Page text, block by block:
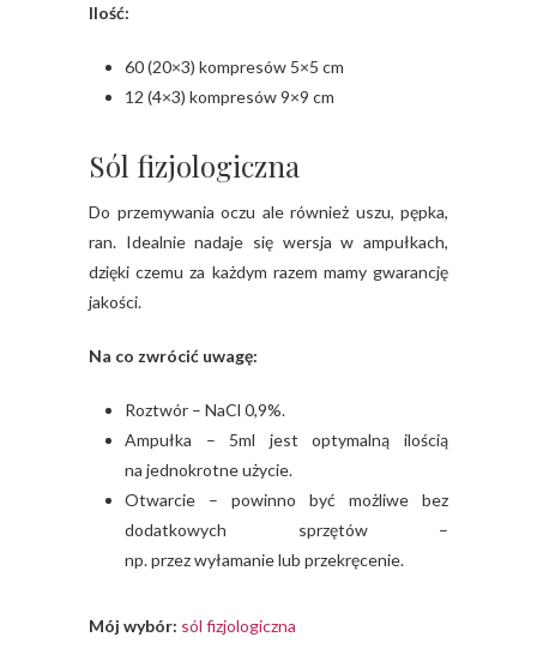
Ilość:
60 (20×3) kompresów 5×5 cm
12 (4×3) kompresów 9×9 cm
Sól fizjologiczna
Do przemywania oczu ale również uszu, pępka,
ran. Idealnie nadaje się wersja w ampułkach,
dzięki czemu za każdym razem mamy gwarancję
jakości.
Na co zwrócić uwagę:
Roztwór – NaCl 0,9%.
Ampułka – 5ml jest optymalną ilością
na jednokrotne użycie.
Otwarcie – powinno być możliwe bez
dodatkowych sprzętów –
np. przez wyłamanie lub przekręcenie.
Mój wybór: sól fizjologiczna